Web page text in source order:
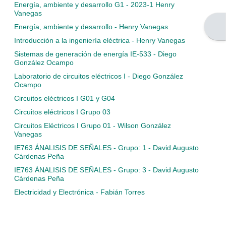
Ver
listado
de
cursos
Energía, ambiente y desarrollo G1 - 2023-1 Henry
Vanegas
Energía, ambiente y desarrollo - Henry Vanegas
Introducción a la ingeniería eléctrica - Henry Vanegas
Sistemas de generación de energía IE-533 - Diego
González Ocampo
Laboratorio de circuitos eléctricos I - Diego González
Ocampo
Circuitos eléctricos I G01 y G04
Circuitos eléctricos I Grupo 03
Circuitos Eléctricos I Grupo 01 - Wilson González
Vanegas
IE763 ÁNALISIS DE SEÑALES - Grupo: 1 - David Augusto
Cárdenas Peña
IE763 ÁNALISIS DE SEÑALES - Grupo: 3 - David Augusto
Cárdenas Peña
Electricidad y Electrónica - Fabián Torres